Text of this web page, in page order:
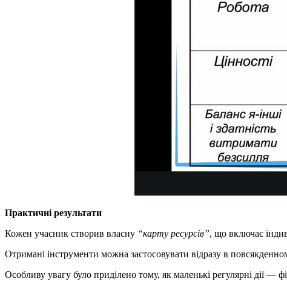
Практичні результати
Кожен учасник створив власну “карту ресурсів”, що включає
Отримані інструменти можна застосовувати відразу в
Особливу увагу було приділено тому, як маленькі регулярні дії —